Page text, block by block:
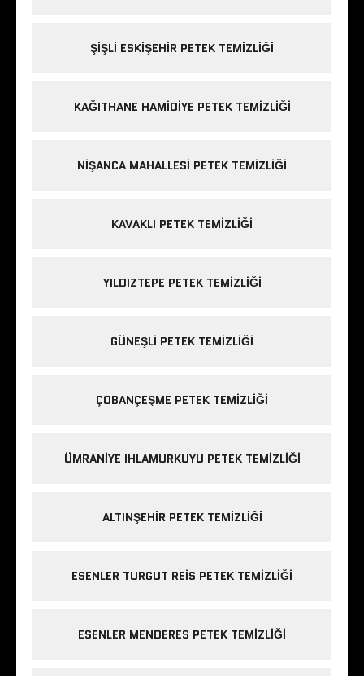
ŞIŞLI ESKIŞEHIR PETEK TEMIZLIĞI
KAĞITHANE HAMIDIYE PETEK TEMIZLIĞI
NIŞANCA MAHALLESI PETEK TEMIZLIĞI
KAVAKLI PETEK TEMIZLIĞI
YILDIZTEPE PETEK TEMIZLIĞI
GÜNEŞLI PETEK TEMIZLIĞI
ÇOBANÇEŞME PETEK TEMIZLIĞI
ÜMRANIYE IHLAMURKUYU PETEK TEMIZLIĞI
ALTINŞEHIR PETEK TEMIZLIĞI
ESENLER TURGUT REIS PETEK TEMIZLIĞI
ESENLER MENDERES PETEK TEMIZLIĞI